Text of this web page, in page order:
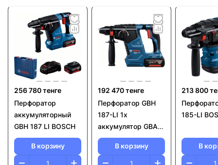
256 780 тенге
Перфоратор
аккумуляторный
GBH 187 LI BOSCH
В корзину
192 470 тенге
Перфоратор GBH
187-LI 1х
аккумулятор GBA
18V 5,0 Ач,
Зарядное
устройство GAL
В корзину
213 800
185-LI
В